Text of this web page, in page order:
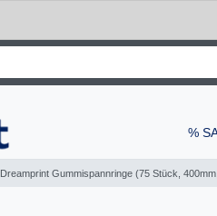
%
Dreamprint Gummispannringe (75 Stück,